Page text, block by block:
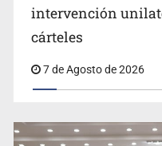
Desapariciones en
intervención
cárteles
7 de Agosto de 2026